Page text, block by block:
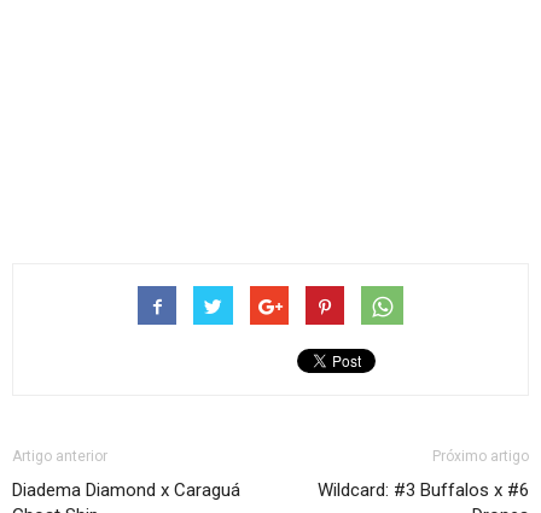
Artigo anterior
Diadema Diamond x Caraguá
Próximo artigo
Wildcard: #3 Buffalos x #6